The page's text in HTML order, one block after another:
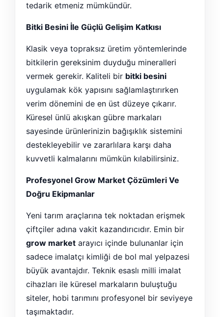
tedarik etmeniz mümkündür.
Bitki Besini İle Güçlü Gelişim Katkısı
Klasik veya topraksız üretim yöntemlerinde
bitkilerin gereksinim duyduğu mineralleri
vermek gerekir. Kaliteli bir bitki besini
uygulamak kök yapısını sağlamlaştırırken
verim dönemini de en üst düzeye çıkarır.
Küresel ünlü akışkan gübre markaları
sayesinde ürünlerinizin bağışıklık sistemini
destekleyebilir ve zararlılara karşı daha
kuvvetli kalmalarını mümkün kılabilirsiniz.
Profesyonel Grow Market Çözümleri Ve
Doğru Ekipmanlar
Yeni tarım araçlarına tek noktadan erişmek
çiftçiler adına vakit kazandırıcıdır. Emin bir
grow market arayıcı içinde bulunanlar için
sadece imalatçı kimliği de bol mal yelpazesi
büyük avantajdır. Teknik esaslı milli imalat
cihazları ile küresel markaların buluştuğu
siteler, hobi tarımını profesyonel bir seviyeye
taşımaktadır.